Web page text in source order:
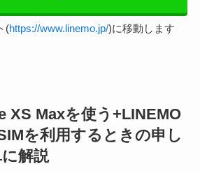
(https://www.linemo.jp/)に移動します
XS Maxを使う+LINEMO
を利用するときの申し
解説